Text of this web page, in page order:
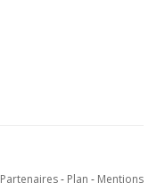
Partenaires- Plan - Mentions